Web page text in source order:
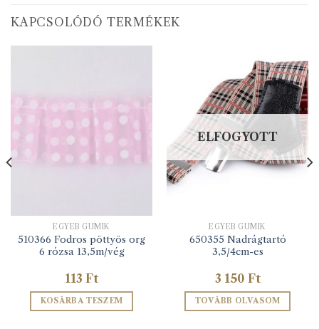
KAPCSOLÓDÓ TERMÉKEK
EGYÉB GUMIK
510366 Fodros pöttyös org
6 rózsa 13,5m/vég
113 Ft
KOSÁRBA TESZEM
ELFOGYOTT
EGYÉB GUMIK
650355 Nadrágtartó
3,5/4cm-es
3 150 Ft
TOVÁBB OLVASOM